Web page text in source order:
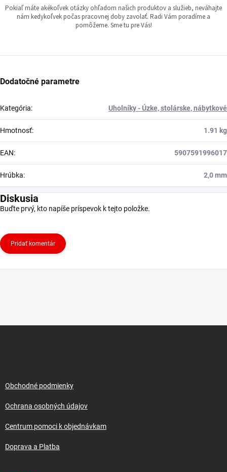
Pokiaľ máte akékoľvek otázky ohľadom našich produktov a služieb, neváhajte
nám kedykoľvek počas pracovnej doby zavolať. Radi Vám poradíme a
pomôžeme. Sme tu pre Vás!
Dodatočné parametre
Kategória: Uholníky - Úzke, stolárske, nábytkové
Hmotnosť: 1.91 kg
EAN: 5907591996017
Hrúbka: 2,0 mm
Diskusia
Buďte prvý, kto napíše príspevok k tejto položke.
Pridať komentár
Obchodné podmienky
Ochrana osobných údajov
Centrum pomoci k objednávkam
Doprava a Platba